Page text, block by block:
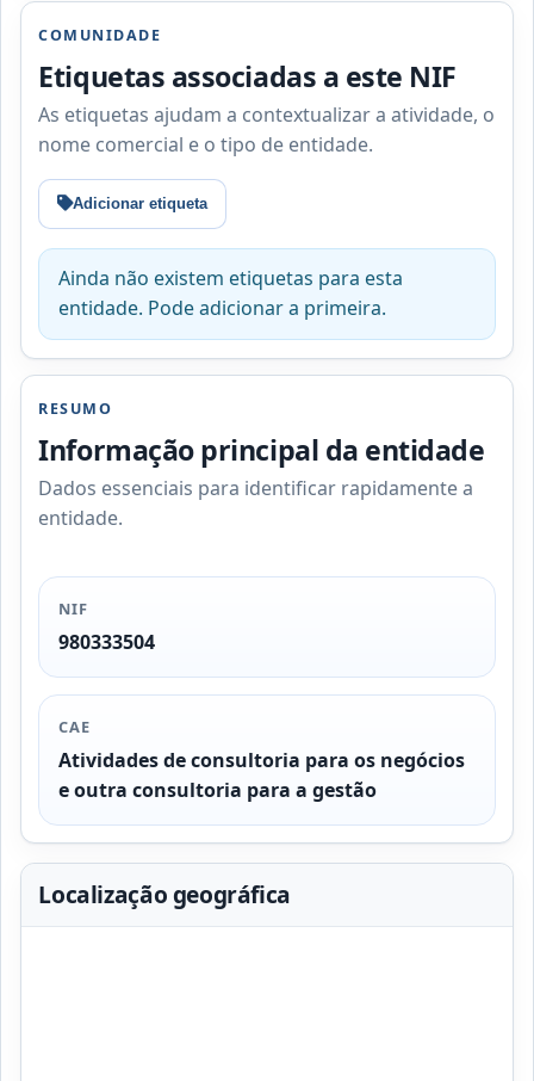
COMUNIDADE
Etiquetas associadas a este NIF
As etiquetas ajudam a contextualizar a atividade, o
nome comercial e o tipo de entidade.
Adicionar etiqueta
Ainda não existem etiquetas para esta
entidade. Pode adicionar a primeira.
RESUMO
Informação principal da entidade
Dados essenciais para identificar rapidamente a
entidade.
NIF
980333504
CAE
Atividades de consultoria para os negócios
e outra consultoria para a gestão
Localização geográfica